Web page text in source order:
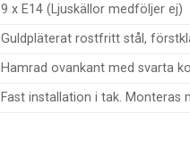
9 x E14 (Ljuskällor medföljer ej)
Guldpläterat rostfritt stål,
Hamrad ovankant med svarta
Fast installation i tak.